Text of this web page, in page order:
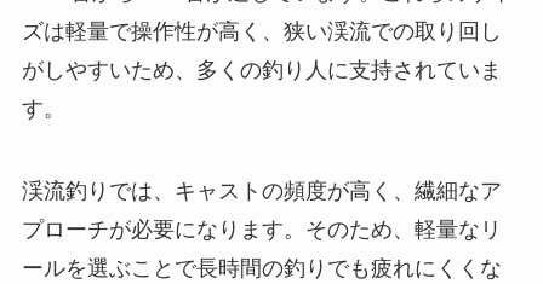
ズは軽量で操作性が高く、狭い渓流での取り回し
がしやすいため、多くの釣り人に支持されていま
す。
渓流釣りでは、キャストの頻度が高く、繊細なア
プローチが必要になります。そのため、軽量なリ
ールを選ぶことで長時間の釣りでも疲れにくくな